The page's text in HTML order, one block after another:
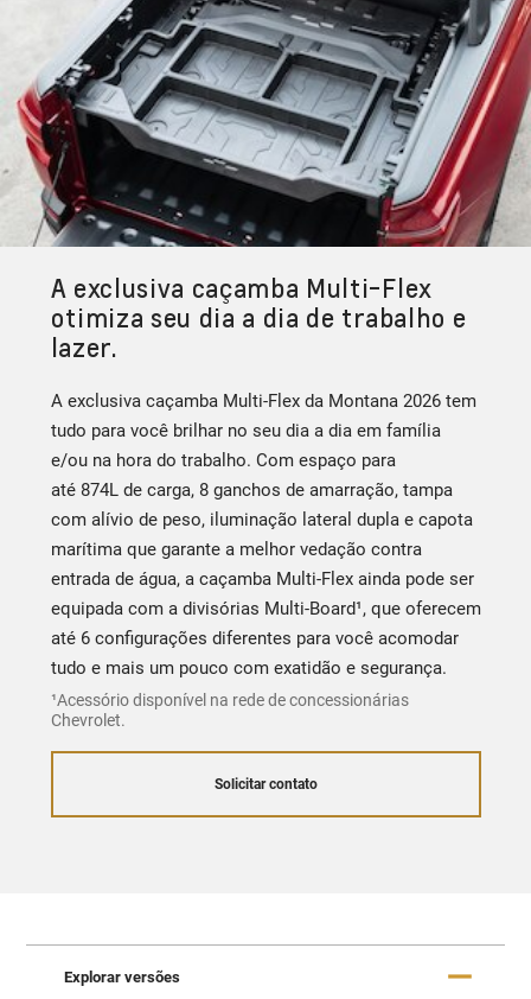
A exclusiva caçamba Multi-Flex
otimiza seu dia a dia de trabalho e
lazer.
A exclusiva caçamba Multi-Flex da Montana 2026 tem
tudo para você brilhar no seu dia a dia em família
e/ou na hora do trabalho. Com espaço para
até 874L de carga, 8 ganchos de amarração, tampa
com alívio de peso, iluminação lateral dupla e capota
marítima que garante a melhor vedação contra
entrada de água, a caçamba Multi-Flex ainda pode ser
equipada com a divisórias Multi-Board¹, que oferecem
até 6 configurações diferentes para você acomodar
tudo e mais um pouco com exatidão e segurança.
¹Acessório disponível na rede de concessionárias
Chevrolet.
Solicitar contato
Explorar versões